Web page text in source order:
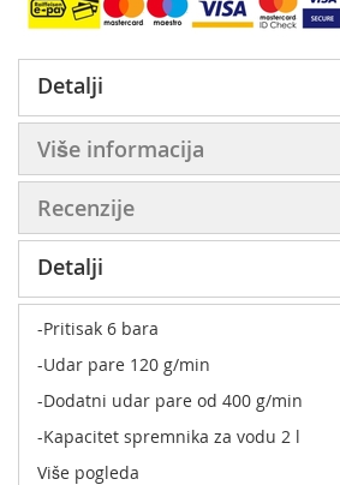
Detalji
Više informacija
Recenzije
Detalji
-Pritisak 6 bara
-Udar pare 120 g/min
-Dodatni udar pare od 400 g/min
-Kapacitet spremnika za vodu 2 l
Više pogleda